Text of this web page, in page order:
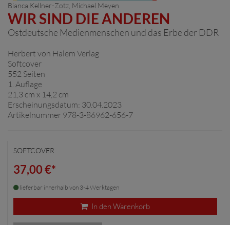
Bianca Kellner-Zotz, Michael Meyen
WIR SIND DIE ANDEREN
Ostdeutsche Medienmenschen und das Erbe der DDR
Herbert von Halem Verlag
Softcover
552 Seiten
1. Auflage
21,3 cm x 14,2 cm
Erscheinungsdatum: 30.04.2023
Artikelnummer 978-3-86962-656-7
SOFTCOVER
37,00 €*
lieferbar innerhalb von 3-4 Werktagen
In den Warenkorb